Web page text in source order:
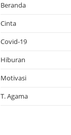
Beranda
Cinta
Covid-19
Hiburan
Motivasi
T. Agama